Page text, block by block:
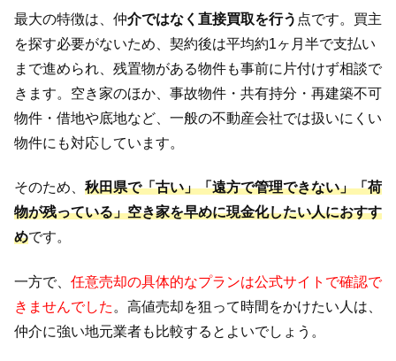
最大の特徴は、仲介ではなく直接買取を行う 点です。買主
を探す必要がないため、契約後は平均約1ヶ月半で支払い
まで進められ、残置物がある物件も事前に片付けず相談で
きます。空き家のほか、事故物件・共有持分・再建築不可
物件・借地や底地など、一般の不動産会社では扱いにくい
物件にも対応しています。
そのため、 秋田県で「古い」「遠方で管理できない」「荷
物が残っている」空き家を早めに現金化したい人におすす
めです。
一方で、 任意売却の具体的なプランは公式サイトで確認で
きませんでした 。高値売却を狙って時間をかけたい人は、
仲介に強い地元業者も比較するとよいでしょう。